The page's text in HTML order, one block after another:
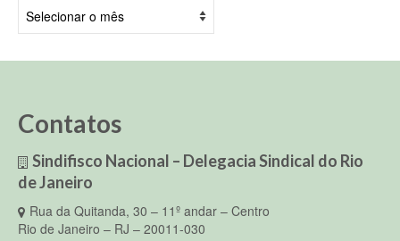
Contatos
Sindifisco Nacional – Delegacia Sindical do Rio
de Janeiro
Rua da Quitanda, 30 – 11º andar – Centro
Rio de Janeiro – RJ – 20011-030